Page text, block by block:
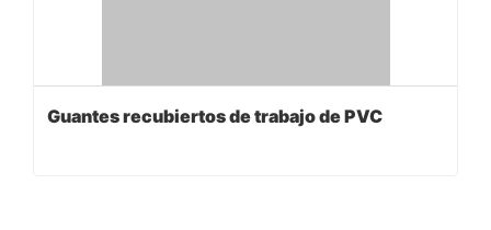
Guantes recubiertos de trabajo de PVC